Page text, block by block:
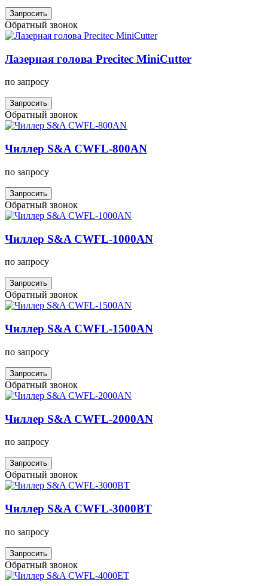
Запросить
Обратный звонок
Лазерная голова Precitec MiniCutter
по запросу
Запросить
Обратный звонок
Чиллер S&A CWFL-800AN
по запросу
Запросить
Обратный звонок
Чиллер S&A CWFL-1000AN
по запросу
Запросить
Обратный звонок
Чиллер S&A CWFL-1500AN
по запросу
Запросить
Обратный звонок
Чиллер S&A CWFL-2000AN
по запросу
Запросить
Обратный звонок
Чиллер S&A CWFL-3000BT
по запросу
Запросить
Обратный звонок